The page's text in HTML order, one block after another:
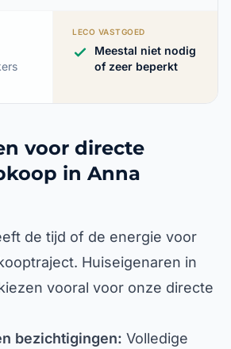
LECO VASTGOED
Meestal niet nodig
of zeer beperkt
voor directe
in Anna
de tijd of de energie voor
Huiseigenaren in
vooral voor onze directe
bezichtigingen: Volledige